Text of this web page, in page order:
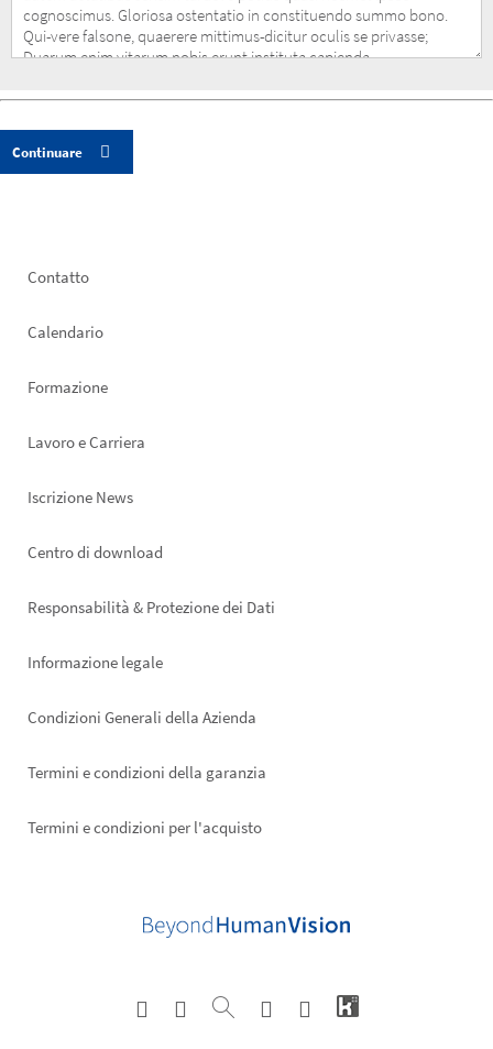
Footer
Contatto
Calendario
Formazione
Lavoro e Carriera
Iscrizione News
Footer
Centro di download
Responsabilità & Protezione dei Dati
Informazione legale
Condizioni Generali della Azienda
Termini e condizioni della garanzia
Termini e condizioni per l'acquisto